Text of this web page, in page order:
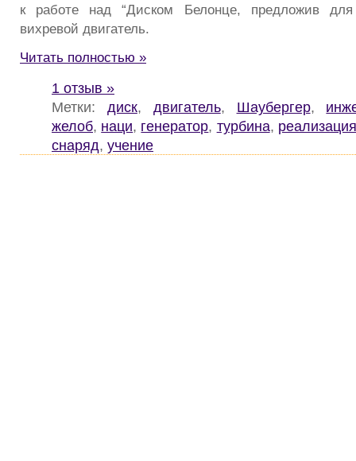
к работе над “Диском Белонце, предложив для
вихревой двигатель.
Читать полностью »
1 отзыв »
Метки: диск, двигатель, Шаубергер,
желоб, наци, генератор, турбина, реализация
снаряд, учение